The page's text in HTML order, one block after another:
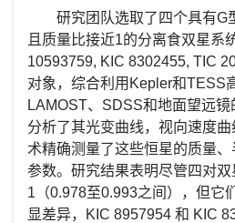
研究团队选取了四个具有G
且质量比接近1的分离食双星系
10593759, KIC 8302455, TIC
对象，综合利用 Kepler和TESS
LAMOST、 SDSS和地面望远镜
分析了其光变曲线，视向速度
术精确测量了这些恒星的质量
参数。研究结果表明尽管四对
1 （0.978至0.993之间），但它
显差异，
KIC 8957954 和 KIC